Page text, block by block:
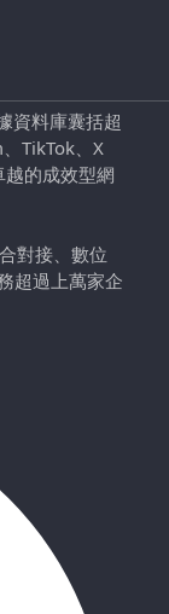
資料庫囊括超
TikTok、X
的成效型網
對接、數位
超過上萬家企